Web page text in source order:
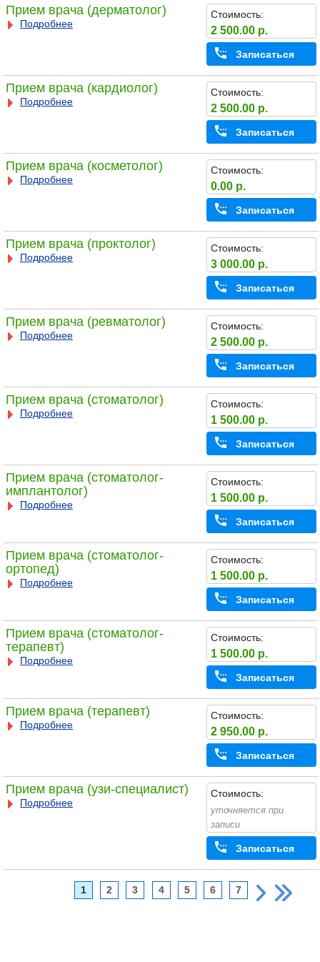
Прием врача (дерматолог)
Подробнее
Стоимость:
2 500.00 р.
Записаться
Прием врача (кардиолог)
Подробнее
Стоимость:
2 500.00 р.
Записаться
Прием врача (косметолог)
Подробнее
Стоимость:
0.00 р.
Записаться
Прием врача (проктолог)
Подробнее
Стоимость:
3 000.00 р.
Записаться
Прием врача (ревматолог)
Подробнее
Стоимость:
2 500.00 р.
Записаться
Прием врача (стоматолог)
Подробнее
Стоимость:
1 500.00 р.
Записаться
Прием врача (стоматолог-
имплантолог)
Подробнее
Стоимость:
1 500.00 р.
Записаться
Прием врача (стоматолог-
ортопед)
Подробнее
Стоимость:
1 500.00 р.
Записаться
Прием врача (стоматолог-
терапевт)
Подробнее
Стоимость:
1 500.00 р.
Записаться
Прием врача (терапевт)
Подробнее
Стоимость:
2 950.00 р.
Записаться
Прием врача (узи-специалист)
Подробнее
Стоимость:
уточняется при
записи
Записаться
1 2 3 4 5 6 7